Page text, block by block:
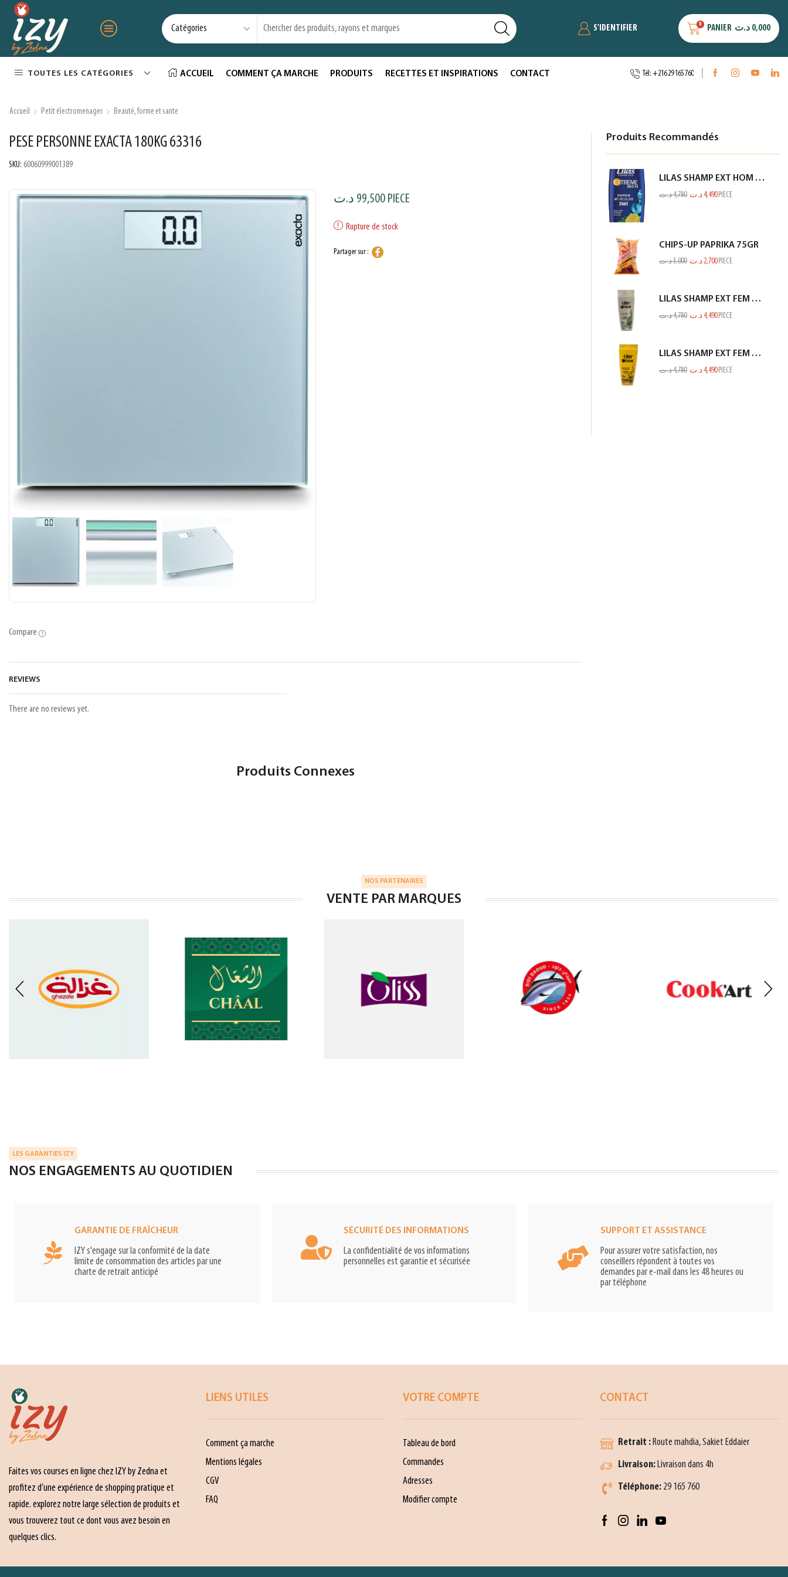
S'IDENTIFIER 0 PANIER 0,000 د.ت
TOUTES LES CATÉGORIES ACCUEIL COMMENT ÇA MARCHE PRODUITS RECETTES ET INSPIRATIONS CONTACT Tél: +216 29 165 760
Accueil Petit électromenager Beauté, forme et sante
PESE PERSONNE EXACTA 180KG 63316
SKU: 60060999001389
Compare
99,500 د.ت PIECE
Rupture de stock
Partager sur :
REVIEWS
There are no reviews yet.
Produits Connexes
Produits Recommandés
LILAS SHAMP EXT HOM ANTI PEL CITRON BLEU 350ML
4,780د.ت 4,490 د.ت PIECE
CHIPS-UP PAPRIKA 75GR
3,000د.ت 2,700 د.ت PIECE
LILAS SHAMP EXT FEM FIN ET FRAGILE BLANC 350ML
4,780د.ت 4,490 د.ت PIECE
LILAS SHAMP EXT FEM SEC ET ABIME JAUNE 350ML
4,780د.ت 4,490 د.ت PIECE
NOS PARTENAIRES
VENTE PAR MARQUES
LES GARANTIES IZY
NOS ENGAGEMENTS AU QUOTIDIEN
GARANTIE DE FRAÎCHEUR
IZY s'engage sur la conformité de la date
limite de consommation des articles par une
charte de retrait anticipé
SÉCURITÉ DES INFORMATIONS
La confidentialité de vos informations
personnelles est garantie et sécurisée
SUPPORT ET ASSISTANCE
Pour assurer votre satisfaction, nos
conseillers répondent à toutes vos
demandes par e-mail dans les 48 heures ou
par téléphone
Faites vos courses en ligne chez IZY by Zedna et
profitez d’une expérience de shopping pratique et
rapide. explorez notre large sélection de produits et
vous trouverez tout ce dont vous avez besoin en
quelques clics.
LIENS UTILES
Comment ça marche
Mentions légales
CGV
FAQ
VOTRE COMPTE
Tableau de bord
Commandes
Adresses
Modifier compte
CONTACT
Retrait :Route mahdia, Sakiet Eddaier
Livraison:Livraison dans 4h
Téléphone: 29 165 760